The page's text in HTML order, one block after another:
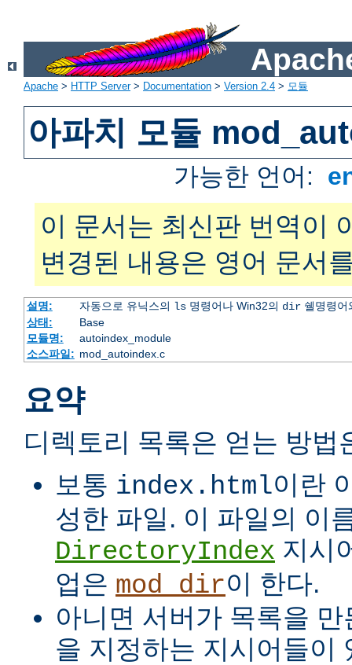
Apache > HTTP Server> Documentation > Version 2.4 > 모듈
아파치 모듈
가능한 언어:
이 문서는 최신판 번역이
변경된 내용은 영어 문서
설명: 자동으로 유닉스의 ls명령어나 Win32의 dir쉘명령어
상태:
Base
모듈명:
autoindex_module
소스파일: mod_autoindex.c
요약
디렉토리 목록은 얻는 방법
보통 index.html이란
성한 파일. 이 파일의 이
DirectoryIndex 지시
업은 mod_dir이 한다.
아니면 서버가 목록을
을 지정하는 지시어들이